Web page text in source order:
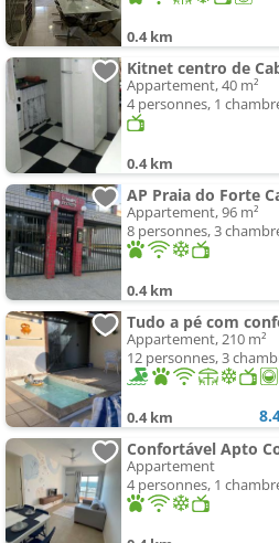
0.4 km
Kitnet centro de
Appartement, 40 m²
4 personnes, 1
0.4 km
AP Praia do Forte
Appartement, 96 m²
8 personnes, 3
0.4 km
Appartement, 210 m²
12 personnes, 3
0.4 km
Confortável Apto
Appartement
4 personnes, 1